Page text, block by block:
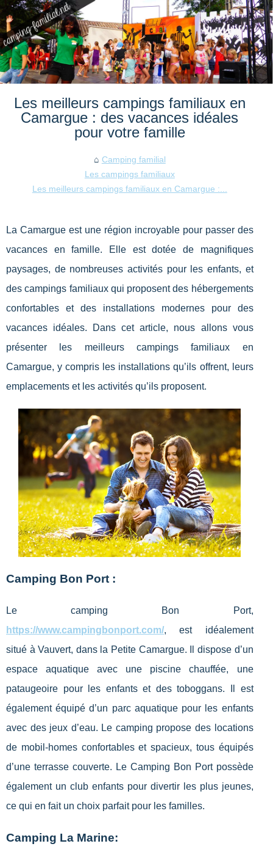
Les meilleurs campings familiaux en
Camargue : des vacances idéales
pour votre famille
Camping familial
Les campings familiaux
Les meilleurs campings familiaux en Camargue :...
La Camargue est une région incroyable pour passer des
vacances en famille. Elle est dotée de magnifiques
paysages, de nombreuses activités pour les enfants, et
des campings familiaux qui proposent des hébergements
confortables et des installations modernes pour des
vacances idéales. Dans cet article, nous allons vous
présenter les meilleurs campings familiaux en
Camargue, y compris les installations qu’ils offrent, leurs
emplacements et les activités qu’ils proposent.
Camping Bon Port :
Le camping Bon Port,
https://www.campingbonport.com/, est idéalement
situé à Vauvert, dans la Petite Camargue. Il dispose d’un
espace aquatique avec une piscine chauffée, une
pataugeoire pour les enfants et des toboggans. Il est
également équipé d’un parc aquatique pour les enfants
avec des jeux d’eau. Le camping propose des locations
de mobil-homes confortables et spacieux, tous équipés
d’une terrasse couverte. Le Camping Bon Port possède
également un club enfants pour divertir les plus jeunes,
ce qui en fait un choix parfait pour les familles.
Camping La Marine: